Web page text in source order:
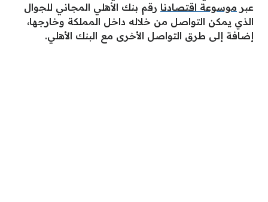
عبر موسوعة اقتصادنا رقم بنك الأهلي المجاني للجوال
الذي يمكن التواصل من خلاله داخل المملكة وخارجها،
إضافة إلى طرق التواصل الأخرى مع البنك الأهلي.